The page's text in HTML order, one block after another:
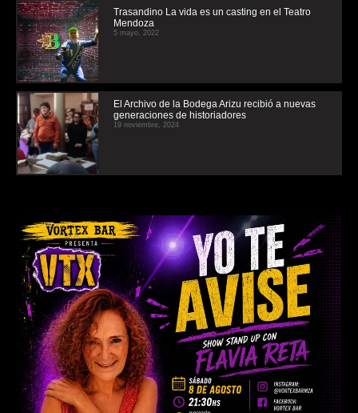
Trasandino La vida es un casting en el Teatro
Mendoza
5 mayo, 2022
El Archivo de la Bodega Arizu recibió a nuevas
generaciones de historiadores
19 noviembre, 2024